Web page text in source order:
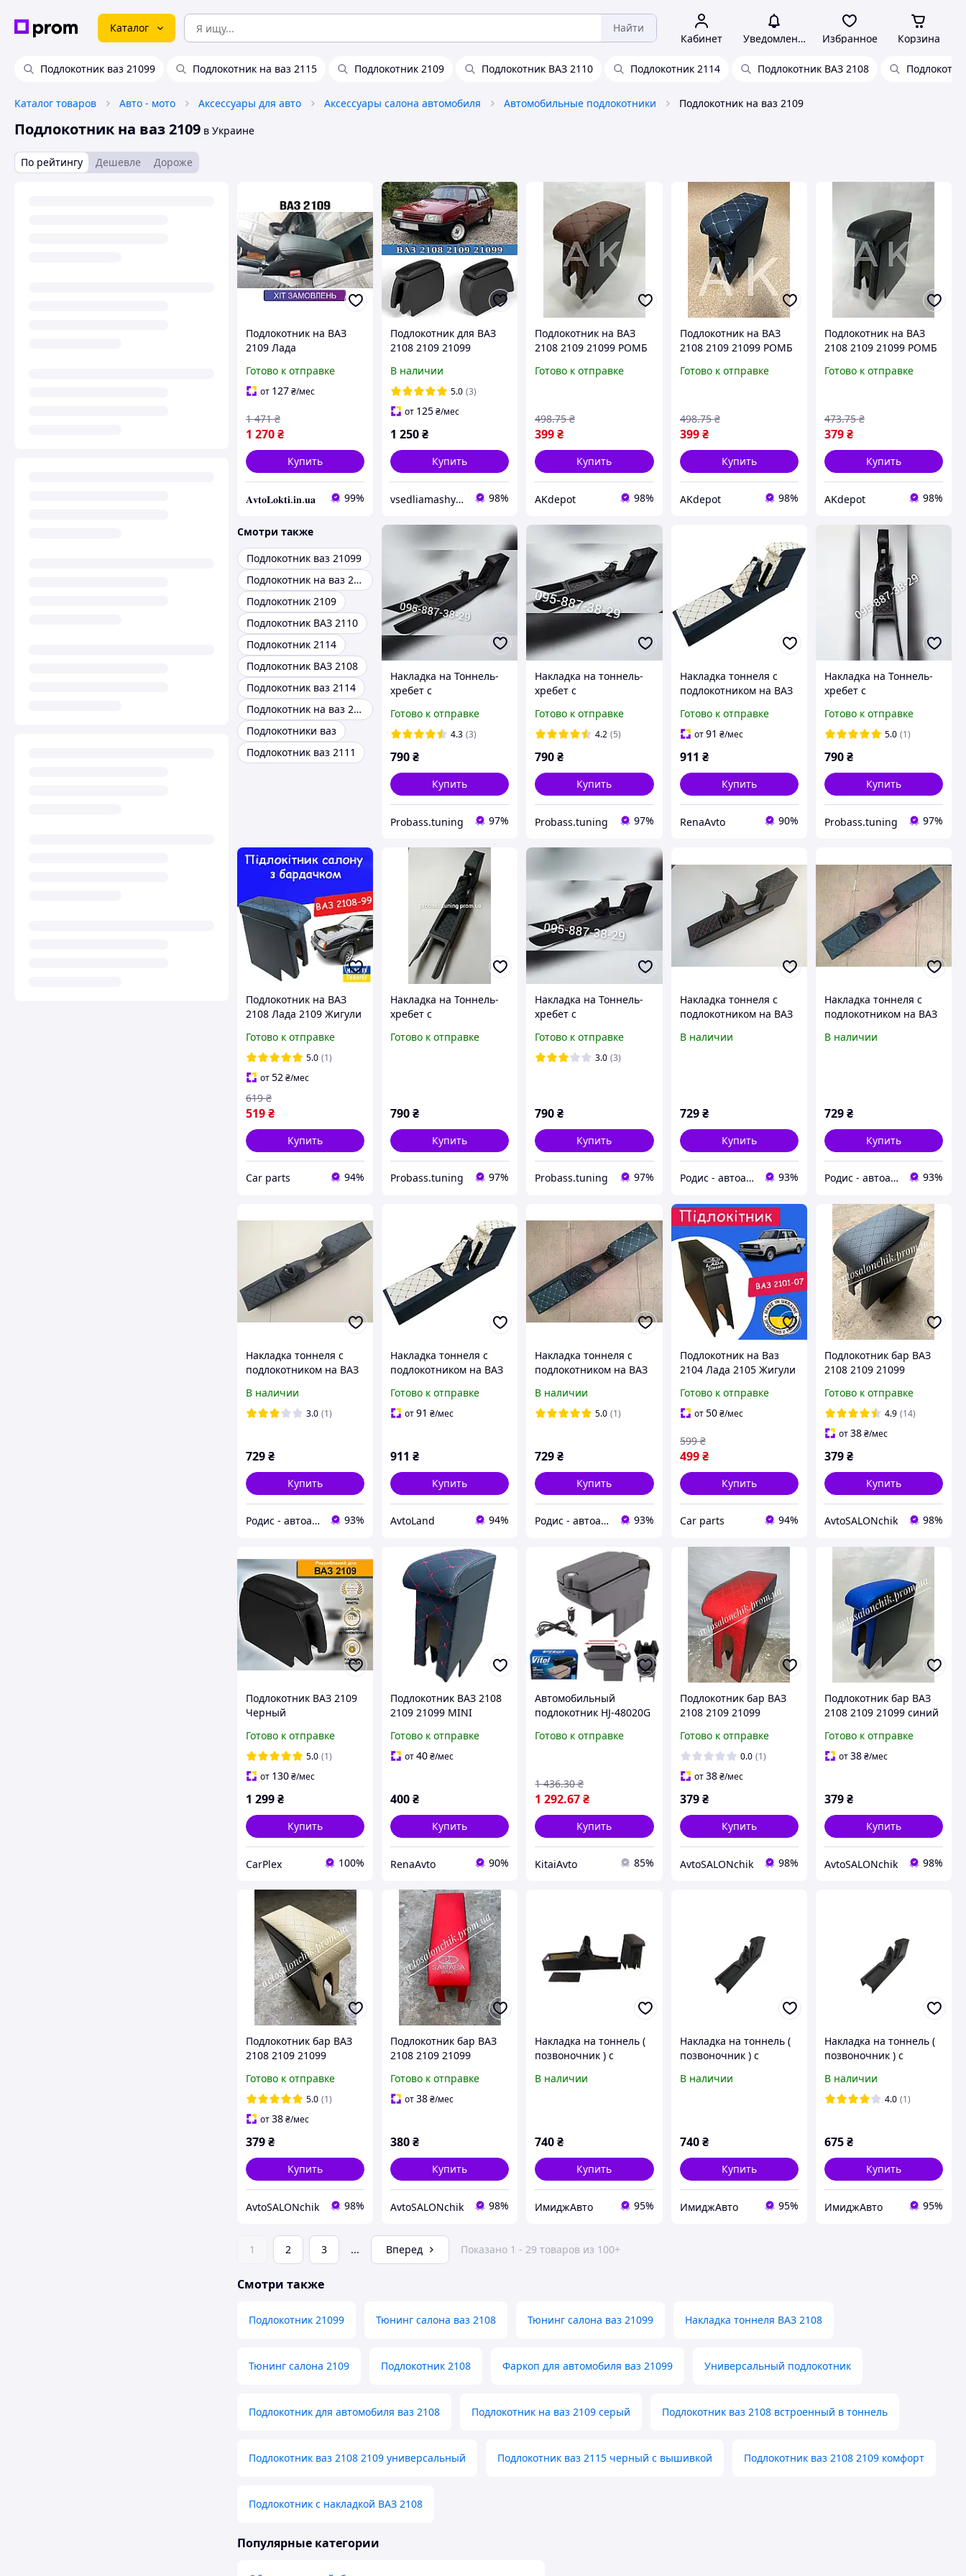
Каталог Найти
Кабинет Уведомления Избранное Корзина
Подлокотник ваз 21099 Подлокотник на ваз 2115 Подлокотник 2109 Подлокотник ВАЗ 2110 Подлокотник 2114 Подлокотник ВАЗ 2108
Каталог товаров Авто - мото Аксессуары для авто Аксессуары салона автомобиля Автомобильные подлокотники Подлокотник на ваз 2109
Подлокотник на ваз 2109 в Украине
По рейтингу Дешевле Дороже
Подлокотник на ВАЗ
2109 Лада
Готово к отправке
от 127₴/мес
1 270₴
1 471 ₴
Купить
𝐀𝐯𝐭𝐨𝐋𝐨𝐤𝐭𝐢.𝐢𝐧.𝐮𝐚 99%
Подлокотник для ВАЗ
2108 2109 21099
В наличии
5.0 (3)
от 125₴/мес
1 250₴
Купить
vsedliamashyny.in.ua 98%
Подлокотник на ВАЗ
2108 2109 21099 РОМБ
строчкой
Готово к отправке
399₴
498.75 ₴
Купить
AKdepot 98%
Подлокотник на ВАЗ
2108 2109 21099 РОМБ
строчкой
Готово к отправке
399 ₴
498.75 ₴
Купить
AKdepot 98%
Подлокотник на ВАЗ
2108 2109 21099 РОМБ
Готово к отправке
379₴
473.75 ₴
Купить
AKdepot 98%
Смотри также
Подлокотник ваз 21099
Подлокотник на ваз 2115
Подлокотник 2109
Подлокотник ВАЗ 2110
Подлокотник 2114
Подлокотник ВАЗ 2108
Подлокотник ваз 2114
Подлокотник на ваз 2112
Подлокотники ваз
Подлокотник ваз 2111
Накладка на Тоннель-
хребет с
2108,2109,21099
строчка синий
Готово к отправке
4.3 (3)
790₴
Купить
Probass.tuning 97%
Накладка на тоннель-
хребет с
2108,2109,21099
строчка серый
Готово к отправке
4.2 (5)
790₴
Купить
Probass.tuning 97%
Накладка тоннеля с
подлокотником на ВАЗ
бежеваый строчка
Готово к отправке
от91 ₴/мес
911 ₴
Купить
RenaAvto 90%
Накладка на Тоннель-
хребет с
2108,2109,21099
строчка Черный
Готово к отправке
5.0 (1)
790₴
Купить
Probass.tuning 97%
Подлокотник на ВАЗ
2108 Лада 2109 Жигули
Готово к отправке
5.0 (1)
от52 ₴/мес
519₴
619 ₴
Купить
Сar parts 94%
Накладка на Тоннель-
хребет с
2108,2109,21099
Готово к отправке
790₴
Купить
Probass.tuning 97%
Накладка на Тоннель-
хребет с
2108,2109,21099
строчка красный
Готово к отправке
3.0 (3)
790₴
Купить
Probass.tuning 97%
Накладка тоннеля с
подлокотником на ВАЗ
Подлокотник-бар с
В наличии
729 ₴
Купить
Родис - автоаксессуары и запасные части 93%
Накладка тоннеля с
подлокотником на ВАЗ
Подлокотник-бар с
В наличии
729₴
Купить
Родис - автоаксессуары и запасные части 93%
Накладка тоннеля с
подлокотником на ВАЗ
Подлокотник-бар с
хребтом с черной
В наличии
3.0 (1)
729₴
Купить
Родис - автоаксессуары и запасные части 93%
Накладка тоннеля с
подлокотником на ВАЗ
бежеваый строчка
Готово к отправке
от91 ₴/мес
911 ₴
Купить
AvtoLand 94%
Накладка тоннеля с
подлокотником на ВАЗ
Подлокотник-бар с
хребтом (серая
В наличии
5.0 (1)
729₴
Купить
Родис - автоаксессуары и запасные части 93%
Подлокотник на Ваз
2104 Лада 2105 Жигули
Готово к отправке
от50 ₴/мес
499 ₴
599 ₴
Купить
Сar parts 94%
Подлокотник бар ВАЗ
2108 2109 21099
Готово к отправке
4.9 (14)
от38₴/мес
379₴
Купить
AvtoSALONchik 98%
Подлокотник ВАЗ 2109
Черный
Готово к отправке
5.0 (1)
от 130₴/мес
1 299₴
Купить
CarPlex 100%
Подлокотник ВАЗ 2108
2109 21099 MINI
Готово к отправке
от40₴/мес
400₴
Купить
RenaAvto 90%
Автомобильный
подлокотник HJ-48020G
подстаканник, 7 USB
Готово к отправке
1 292.67₴
1 436.30 ₴
Купить
KitaiAvto 85%
Подлокотник бар ВАЗ
2108 2109 21099
Готово к отправке
0.0 (1)
от38 ₴/мес
379 ₴
Купить
AvtoSALONchik 98%
Подлокотник бар ВАЗ
2108 2109 21099 синий
Готово к отправке
от38₴/мес
379₴
Купить
AvtoSALONchik 98%
Подлокотник бар ВАЗ
2108 2109 21099
Готово к отправке
5.0 (1)
от38₴/мес
379₴
Купить
AvtoSALONchik 98%
Подлокотник бар ВАЗ
2108 2109 21099
Готово к отправке
от38₴/мес
380₴
Купить
AvtoSALONchik 98%
Накладка на тоннель (
позвоночник ) с
2108 - 2109 - 21099
В наличии
740₴
Купить
ИмиджАвто 95%
Накладка на тоннель (
позвоночник ) с
2108 - 2109 - 21099
В наличии
740 ₴
Купить
ИмиджАвто 95%
Накладка на тоннель (
позвоночник ) с
2108 - 2109 - 21099
Ромб черная
В наличии
4.0 (1)
675₴
Купить
ИмиджАвто 95%
1 2 3 ... Вперед Показано 1 - 29 товаров из 100+
Смотри также
Подлокотник 21099 Тюнинг салона ваз 2108 Тюнинг салона ваз 21099 Накладка тоннеля ВАЗ 2108
Тюнинг салона 2109 Подлокотник 2108 Фаркоп для автомобиля ваз 21099 Универсальный подлокотник
Подлокотник для автомобиля ваз 2108 Подлокотник на ваз 2109 серый Подлокотник ваз 2108 встроенный в тоннель
Подлокотник ваз 2108 2109 универсальный Подлокотник ваз 2115 черный с вышивкой Подлокотник ваз 2108 2109 комфорт
Подлокотник с накладкой ВАЗ 2108
Популярные категории